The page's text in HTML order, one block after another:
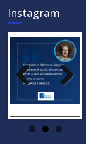
Instagram
ous